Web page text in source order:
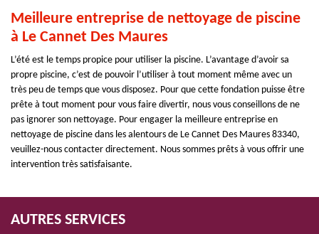
Meilleure entreprise de nettoyage de piscine
à Le Cannet Des Maures
L’été est le temps propice pour utiliser la piscine. L’avantage d’avoir sa
propre piscine, c’est de pouvoir l’utiliser à tout moment même avec un
très peu de temps que vous disposez. Pour que cette fondation puisse être
prête à tout moment pour vous faire divertir, nous vous conseillons de ne
pas ignorer son nettoyage. Pour engager la meilleure entreprise en
nettoyage de piscine dans les alentours de Le Cannet Des Maures 83340,
veuillez-nous contacter directement. Nous sommes prêts à vous offrir une
intervention très satisfaisante.
AUTRES SERVICES